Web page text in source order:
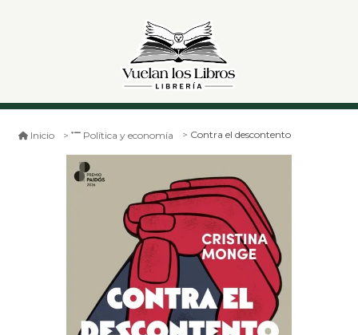
Inicio Política y economía Contra el descontento